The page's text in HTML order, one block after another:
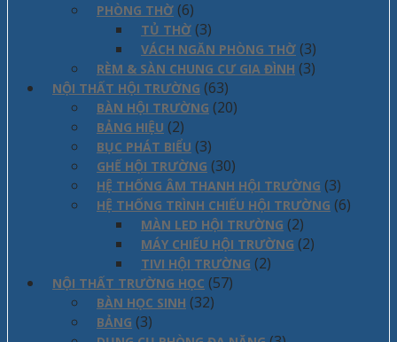
PHÒNG THỜ (6)
TỦ THỜ (3)
VÁCH NGĂN PHÒNG THỜ (3)
RÈM & SÀN CHUNG CƯ GIA ĐÌNH (3)
NỘI THẤT HỘI TRƯỜNG (63)
BÀN HỘI TRƯỜNG (20)
BẢNG HIỆU (2)
BỤC PHÁT BIỂU (3)
GHẾ HỘI TRƯỜNG (30)
HỆ THỐNG ÂM THANH HỘI TRƯỜNG (3)
HỆ THỐNG TRÌNH CHIẾU HỘI TRƯỜNG (6)
MÀN LED HỘI TRƯỜNG (2)
MÁY CHIẾU HỘI TRƯỜNG (2)
TIVI HỘI TRƯỜNG (2)
NỘI THẤT TRƯỜNG HỌC (57)
BÀN HỌC SINH (32)
BẢNG (3)